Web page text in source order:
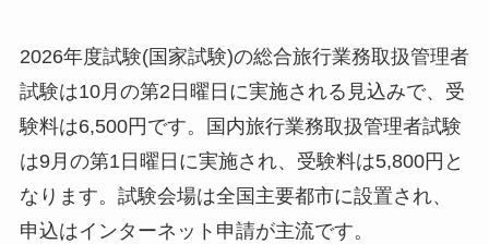
2026年度試験(国家試験)の総合旅行業務取扱管理者
試験は10月の第2日曜日に実施される見込みで、受
験料は6,500円です。国内旅行業務取扱管理者試験
は9月の第1日曜日に実施され、受験料は5,800円と
なります。試験会場は全国主要都市に設置され、
申込はインターネット申請が主流です。